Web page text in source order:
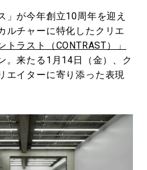
」が今年創立10周年を迎え
ルチャーに特化したクリエ
トラスト（CONTRAST）」
。来たる1月14日（金）、ク
エイターに寄り添った表現